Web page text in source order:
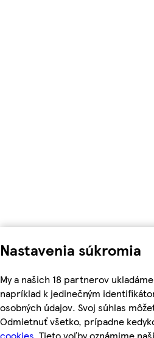
Nastavenia súkromia
My a našich 18 partnerov
napríklad k jedinečným
osobných údajov. Svoj súhlas
Odmietnuť všetko, prípadne
cookies. Tieto voľby oznámime